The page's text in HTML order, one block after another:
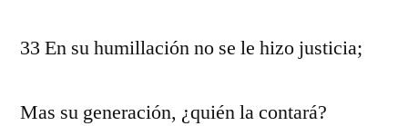
33 En su humillación no se le hizo justicia;
Mas su generación, ¿quién la contará?